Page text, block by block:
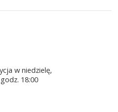
w niedzielę,
18:00